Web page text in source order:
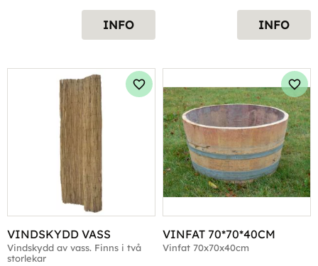
INFO INFO
VINDSKYDD VASS
Vindskydd av vass. Finns i två
storlekar
Lägg till i favoriter
VINFAT 70*70*40CM
Vinfat 70x70x40cm